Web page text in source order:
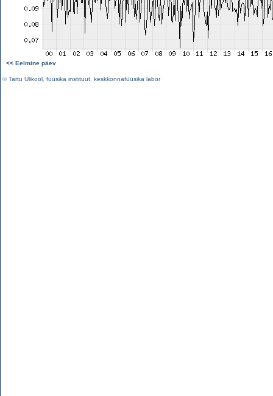
<< Eelmine päev
©Tartu Ülikool füüsika instituut keskkonnafüüsika labor